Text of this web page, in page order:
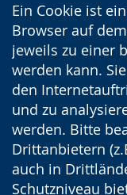
Ein Cookie ist
Browser auf
jeweils zu einer
werden kann.
den
und zu
werden. Bitte
Drittanbietern
auch in
Schutzniveau